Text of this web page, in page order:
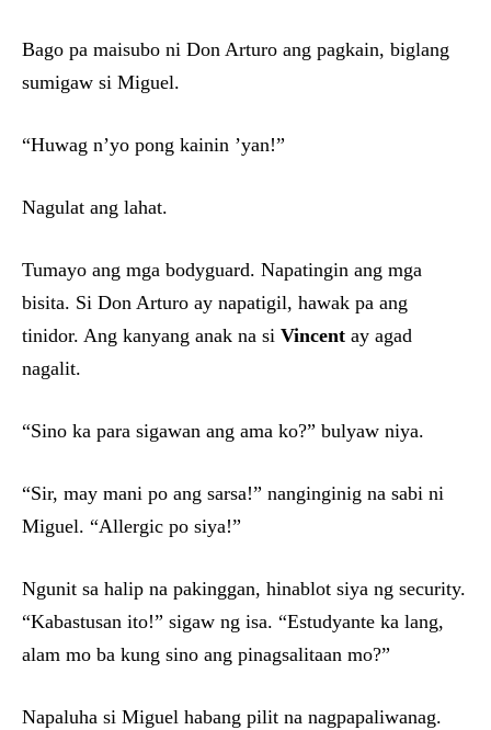
Bago pa maisubo ni Don Arturo ang pagkain, biglang
sumigaw si Miguel.
“Huwag n’yo pong kainin ’yan!”
Nagulat ang lahat.
Tumayo ang mga bodyguard. Napatingin ang mga
bisita. Si Don Arturo ay napatigil, hawak pa ang
tinidor. Ang kanyang anak na si Vincent ay agad
nagalit.
“Sino ka para sigawan ang ama ko?” bulyaw niya.
“Sir, may mani po ang sarsa!” nanginginig na sabi ni
Miguel. “Allergic po siya!”
Ngunit sa halip na pakinggan, hinablot siya ng security.
“Kabastusan ito!” sigaw ng isa. “Estudyante ka lang,
alam mo ba kung sino ang pinagsalitaan mo?”
Napaluha si Miguel habang pilit na nagpapaliwanag.